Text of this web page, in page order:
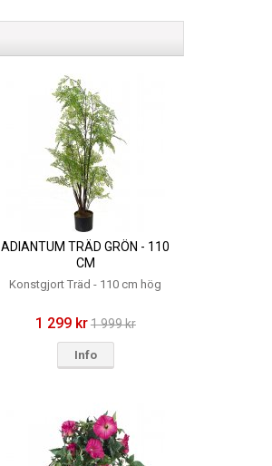
ADIANTUM TRÄD GRÖN - 110
CM
Konstgjort Träd - 110 cm hög
1 299 kr1 999 kr
Info